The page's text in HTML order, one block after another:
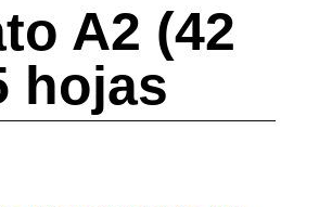
A2 (42
hojas